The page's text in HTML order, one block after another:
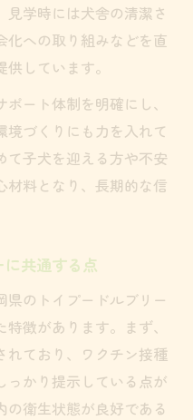
学時には犬舎の清潔さ
化への取り組みなどを直
しています。
ート体制を明確にし、
づくりにも力を入れて
て子犬を迎える方や不安
材料となり、長期的な信
共通する点
県のトイプードルブリー
徴があります。まず、
れており、ワクチン接種
っかり提示している点が
衛生状態が良好である